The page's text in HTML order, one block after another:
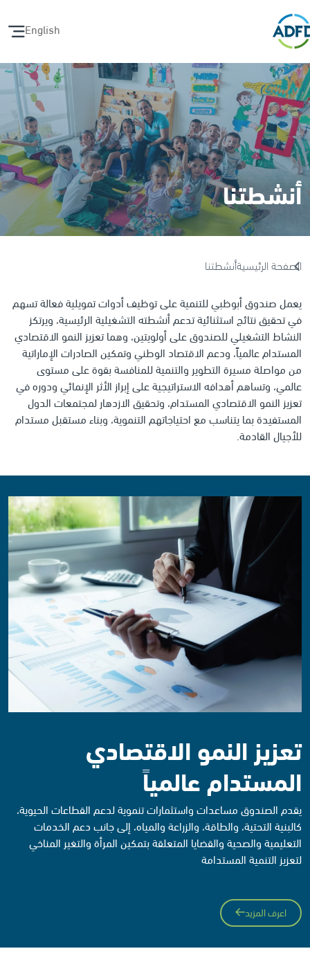
English
أنشطتنا
الصفحة الرئيسيةأنشطتنا
يعمل صندوق أبوظبي للتنمية على توظيف أدوات تمويلية فعالة تسهم
في تحقيق نتائج استثنائية تدعم أنشطته التشغيلية الرئيسية، ويرتكز
النشاط التشغيلي للصندوق على أولويتين، وهما تعزيز النمو الاقتصادي
المستدام عالمياً، ودعم الاقتصاد الوطني وتمكين الصادرات الإماراتية
من مواصلة مسيرة التطوير والتنمية للمنافسة بقوة على مستوى
عالمي، وتساهم أهدافه الاستراتيجية على إبراز الأثر الإنمائي ودوره في
تعزيز النمو الاقتصادي المستدام، وتحقيق الازدهار لمجتمعات الدول
المستفيدة بما يتناسب مع احتياجاتهم التنموية، وبناء مستقبل مستدام
للأجيال القادمة.
تعزيز النمو الاقتصادي
المستدام عالمياً
يقدم الصندوق مساعدات واستثمارات تنموية لدعم القطاعات الحيوية،
كالبنية التحتية، والطاقة، والزراعة والمياه، إلى جانب دعم الخدمات
التعليمية والصحية والقضايا المتعلقة بتمكين المرأة والتغير المناخي
لتعزيز التنمية المستدامة
اعرف المزيد